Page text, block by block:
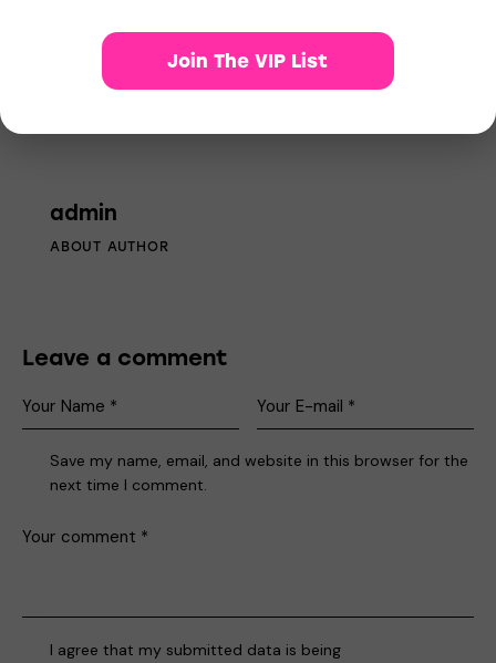
admin
ABOUT AUTHOR
Leave a comment
Save my name, email, and website in this browser for the
next time I comment.
I agree that my submitted data is being
Join The VIP List